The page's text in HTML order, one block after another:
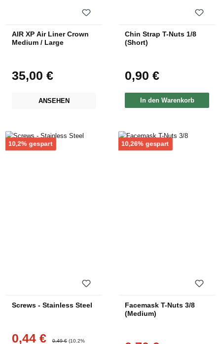
AIR XP Air Liner Crown
Medium / Large
Regulärer Preis:
35,00 €
ANSEHEN
Chin Strap T-Nuts 1/8
(Short)
Regulärer Preis:
0,90 €
In den Warenkorb
10,2% gespartRabatt
Screws - Stainless Steel
Verkaufspreis:
0,44 € 0,49 € (10.2%
10,26% gespart
Facemask T-Nuts 3/8
(Medium)